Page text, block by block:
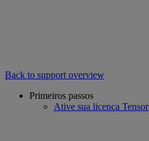
Back to support overview
Primeiros passos
Ative sua licença Tensor